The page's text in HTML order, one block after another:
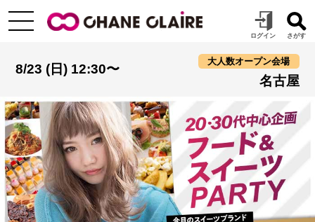
8/23 (日) 12:30〜
大人数オープン会場
名古屋